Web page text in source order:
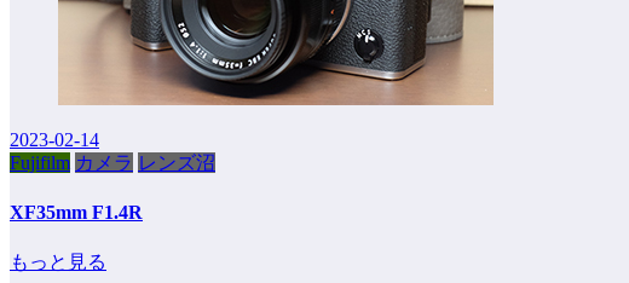
2023-02-14
Fujifilm カメラ レンズ沼
XF35mm F1.4R
もっと見る